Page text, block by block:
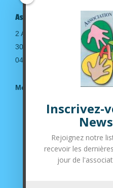
Association Temps Libre
2 Avenue de la gare
30190 Saint-Geniès de
04.66.63.14.36
Mentions légales
Suivez-nous sur
Inscrivez-
Rejoignez notre
recevoir les
jour de